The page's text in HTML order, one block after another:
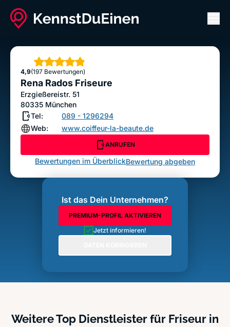
Rena Rados Friseure
Bewertung abgeben
4,9
Sterne(197 Bewertungen)
Rena Rados Friseure
Erzgießereistr. 51
80335 München
Tel:
089 - 1296294
Web:
www.coiffeur-la-beaute.de
ANRUFEN
Bewertungen im ÜberblickBewertung abgeben
Ist das Dein Unternehmen?
PREMIUM-PROFIL AKTIVIEREN
Jetzt informieren!
Weitere Top Dienstleister für Friseur in